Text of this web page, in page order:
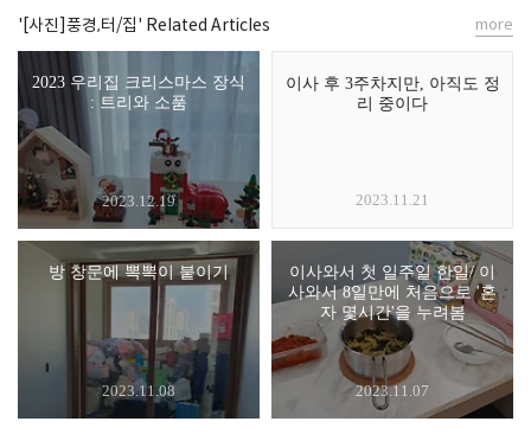
'[사진]풍경,터/집' Related Articles
2023 우리집 크리스마스 장식
: 트리와 소품
2023.12.19
이사 후 3주차지만, 아직도 정
리 중이다
2023.11.21
방 창문에 뽁뽁이 붙이기
2023.11.08
이사와서 첫 일주일 한일/ 이
사와서 8일만에 처음으로 '혼
자 몇시간'을 누려봄
2023.11.07
more